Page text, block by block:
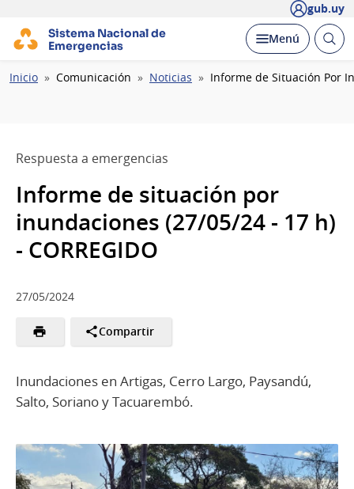
gub.uy
Sistema Nacional de
Emergencias
Desplegar
Menú Abrir
Ruta
Inicio Comunicación Noticias Informe de Situación Por
Respuesta a emergencias
Informe de situación por
inundaciones (27/05/24 - 17 h)
- CORREGIDO
27/05/2024
Compartir
Inundaciones en Artigas, Cerro Largo, Paysandú,
Salto, Soriano y Tacuarembó.